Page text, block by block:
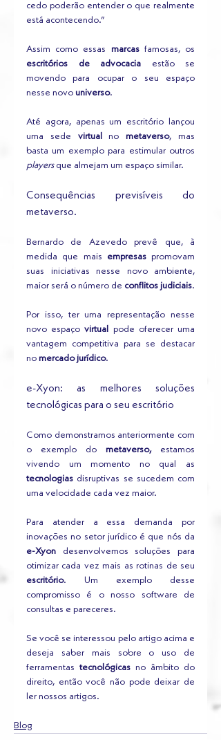
cedo poderão entender o que realmente
está acontecendo.”
Assim como essas marcas
escritórios de advocacia estão se
movendo para ocupar o seu espaço
nesse novo universo.
Até agora, apenas um escritório lançou
uma sede virtual no metaverso, mas
players que almejam um espaço similar.
Consequências previsíveis do
metaverso.
Bernardo de Azevedo prevê que, à
medida que mais empresas promovam
suas iniciativas nesse novo ambiente,
maior será o número de conflitos judiciais
Por isso, ter uma representação nesse
novo espaço virtual
pode oferecer uma
vantagem competitiva para se destacar
no mercado jurídico.
e-Xyon: as melhores soluções
tecnológicas para o seu escritório
Como demonstramos anteriormente com
o exemplo do metaverso, estamos
tecnologias disruptivas se sucedem com
uma velocidade cada vez maior.
Para atender a essa demanda por
e-Xyon desenvolvemos soluções para
escritório. Um exemplo desse
compromisso é o nosso software de
consultas e pareceres.
Se você se interessou pelo artigo acima e
deseja saber mais sobre o uso de
ferramentas tecnológicas no âmbito do
direito, então você não pode deixar de
ler nossos artigos.
Blog